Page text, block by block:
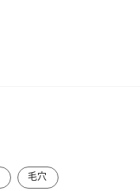
毛穴